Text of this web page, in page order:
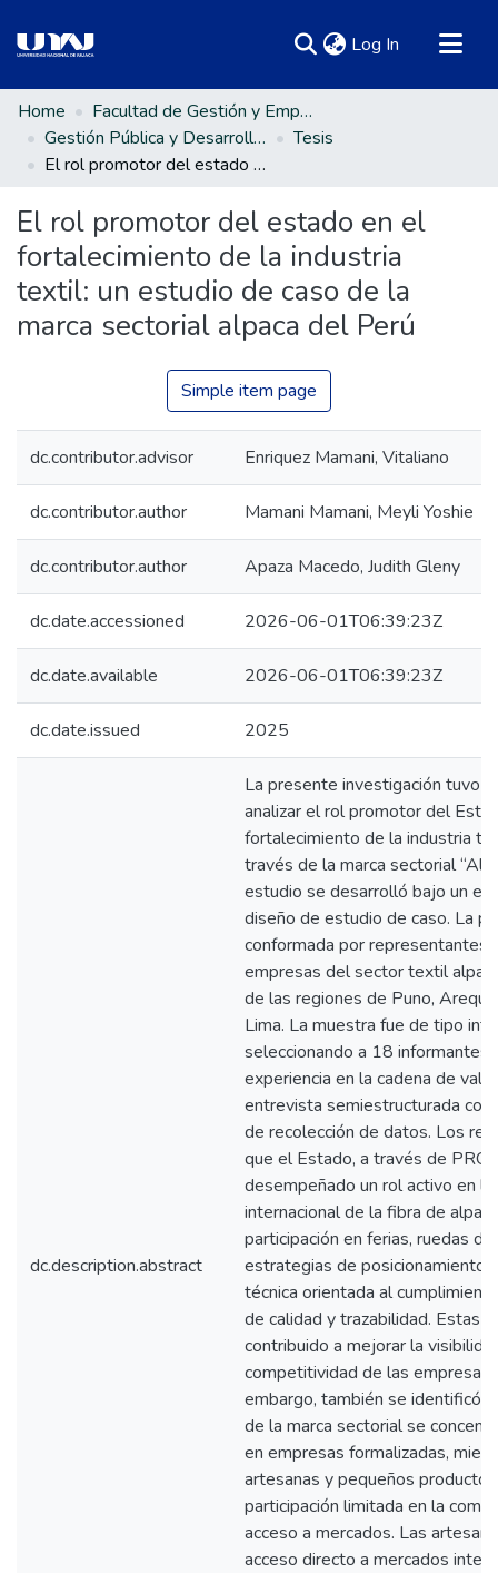
Log In (current)
Communities & Collections
All of DSpace
Statistics
Home
Facultad de Gestión y Emprendimiento Empresarial
Gestión Pública y Desarrollo Social
Tesis
El rol promotor del estado en el fortalecimiento de la industria textil: un estudio de caso de la marca sectorial alpaca del Perú
El rol promotor del estado en el
fortalecimiento de la industria
textil: un estudio de caso de la
marca sectorial alpaca del Perú
Simple item page
dc.contributor.advisor Enriquez Mamani, Vitaliano
dc.contributor.author Mamani Mamani, Meyli Yoshie
dc.contributor.author Apaza Macedo, Judith Gleny
dc.date.accessioned 2026-06-01T06:39:23Z
dc.date.available 2026-06-01T06:39:23Z
dc.date.issued 2025
dc.description.abstract
La presente investigación tuvo
analizar el rol promotor del
fortalecimiento de la industria
través de la marca sectorial
estudio se desarrolló bajo un
diseño de estudio de caso. La
conformada por representantes
empresas del sector textil
de las regiones de Puno,
Lima. La muestra fue de tipo
seleccionando a 18 informantes
experiencia en la cadena de
entrevista semiestructurada
de recolección de datos. Los
que el Estado, a través de
desempeñado un rol activo en
internacional de la fibra de
participación en ferias, ruedas
estrategias de posicionamiento
técnica orientada al
de calidad y trazabilidad. Estas
contribuido a mejorar la
competitividad de las empresas
embargo, también se identificó
de la marca sectorial se
en empresas formalizadas,
artesanas y pequeños
participación limitada en la
acceso a mercados. Las
acceso directo a mercados